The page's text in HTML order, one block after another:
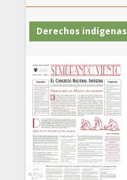
Derechos indígenas